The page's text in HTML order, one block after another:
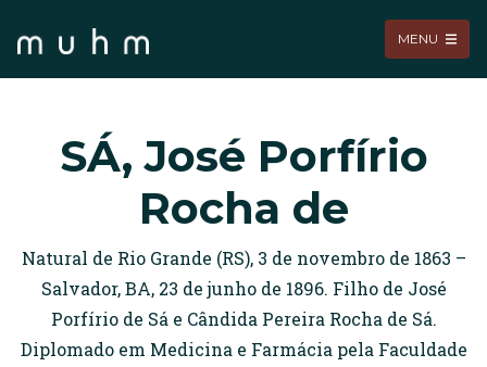
MENU
SÁ, José Porfírio
Rocha de
Natural de Rio Grande (RS), 3 de novembro de 1863 –
Salvador, BA, 23 de junho de 1896. Filho de José
Porfírio de Sá e Cândida Pereira Rocha de Sá.
Diplomado em Medicina e Farmácia pela Faculdade